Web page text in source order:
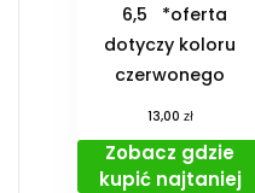
6,5 *oferta
dotyczy koloru
czerwonego
13,00 zł
Zobacz gdzie
kupić najtaniej